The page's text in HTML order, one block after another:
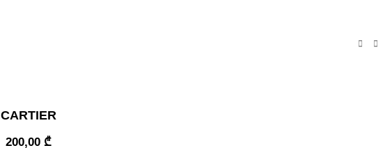
CARTIER
200,00 ₾